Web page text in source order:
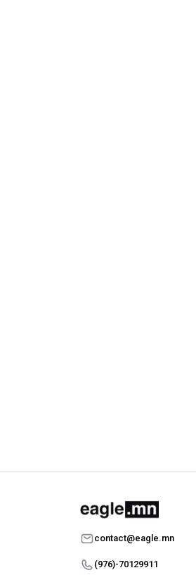
contact@eagle.mn
(976)-70129911